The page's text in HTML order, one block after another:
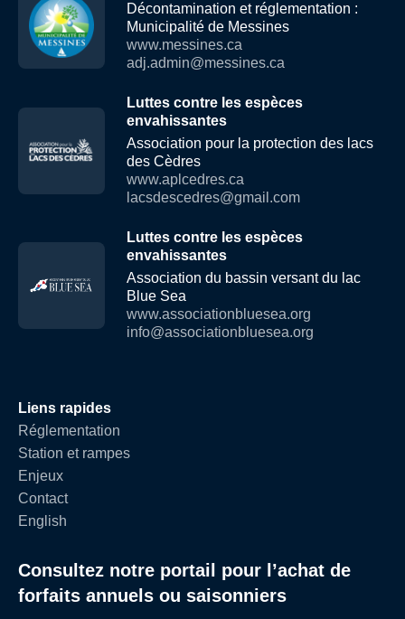
Décontamination et réglementation :
Municipalité de Messines
www.messines.ca
adj.admin@messines.ca
Luttes contre les espèces
envahissantes
Association pour la protection des lacs
des Cèdres
www.aplcedres.ca
lacsdescedres@gmail.com
Luttes contre les espèces
envahissantes
Association du bassin versant du lac
Blue Sea
www.associationbluesea.org
info@associationbluesea.org
Liens rapides
Réglementation
Station et rampes
Enjeux
Contact
English
Consultez notre portail pour l’achat de
forfaits annuels ou saisonniers